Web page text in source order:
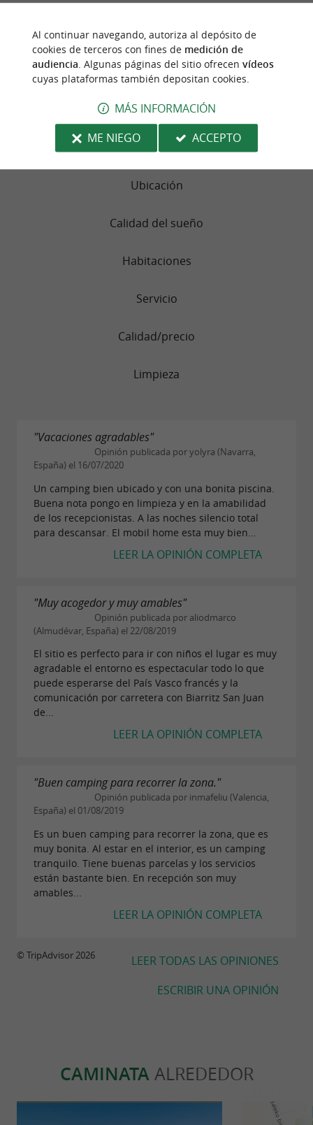
OPINIONES DE VIAJEROS
TIENDAS DE CAMPAÑA EN CAMPING IBARRON
131 Opinión
Ubicación
Calidad del sueño
Habitaciones
Servicio
Calidad/precio
Limpieza
"Vacaciones agradables"
Opinión publicada por yolyra (Navarra,
España) el 16/07/2020
Un camping bien ubicado y con una bonita piscina.
Buena nota pongo en limpieza y en la amabilidad
de los recepcionistas. A las noches silencio total
para descansar. El mobil home esta muy bien...
LEER LA OPINIÓN COMPLETA
"Muy acogedor y muy amables"
Opinión publicada por aliodmarco
(Almudévar, España) el 22/08/2019
El sitio es perfecto para ir con niños el lugar es muy
agradable el entorno es espectacular todo lo que
puede esperarse del País Vasco francés y la
comunicación por carretera con Biarritz San Juan
de...
LEER LA OPINIÓN COMPLETA
"Buen camping para recorrer la zona."
Opinión publicada por inmafeliu (Valencia,
España) el 01/08/2019
Es un buen camping para recorrer la zona, que es
muy bonita. Al estar en el interior, es un camping
tranquilo. Tiene buenas parcelas y los servicios
están bastante bien. En recepción son muy
amables...
LEER LA OPINIÓN COMPLETA
LEER TODAS LAS OPINIONES
ESCRIBIR UNA OPINIÓN
© TripAdvisor 2026
CAMINATAALREDEDOR
Al continuar navegando, autoriza al depósito de
cookies de terceros con fines de medición de
audiencia. Algunas páginas del sitio ofrecen vídeos
cuyas plataformas también depositan cookies.
MÁS INFORMACIÓN
ME NIEGO
ACCEPTO